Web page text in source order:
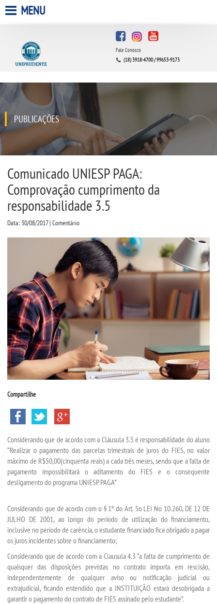
A UNIPRUDENTE
QUEM SOMOS
INFRAESTRUTURA
BIBLIOTECA
CPA
CPSA
CURSOS
BACHARELADOS
LICENCIATURAS
TECNOLÓGICOS
VESTIBULAR
INSCREVA-SE
SEGUNDA GRADUAÇÃO
MATRÍCULA
EDITAL
PUBLICAÇÕES
DESTAQUES
REVISTAS ELETRÔNICAS
MENU
Fale Conosco
(18) 3918-4700 / 99653-9173
PUBLICAÇÕES
Comunicado UNIESP PAGA:
Comprovação cumprimento da
responsabilidade 3.5
Data: 30/08/2017 | Comentário
Compartilhe
Considerando que de acordo com a Cláusula 3.5 é responsabilidade do aluno
“Realizar o pagamento das parcelas trimestrais de juros do FIES, no valor
máximo de R$50,00(cinquenta reais) a cada três meses, sendo que a falta de
pagamento impossibilitará o aditamento do FIES e o consequente
desligamento do programa UNIESP PAGA”
Considerando que de acordo com o § 1º do Art. 5o LEI No 10.260, DE 12 DE
JULHO DE 2001, ao longo do período de utilização do financiamento,
inclusive no período de carência, o estudante financiado fica obrigado a pagar
os juros incidentes sobre o financiamento;
Considerando que de acordo com a Clausula 4.3 “a falta de cumprimento de
quaisquer das disposições previstas no contrato importa em rescisão,
independentemente de qualquer aviso ou notificação judicial ou
extrajudicial, ficando entendido que a INSTITUIÇÃO estará desobrigada a
garantir o pagamento do contrato de FIES assinado pelo estudante”.